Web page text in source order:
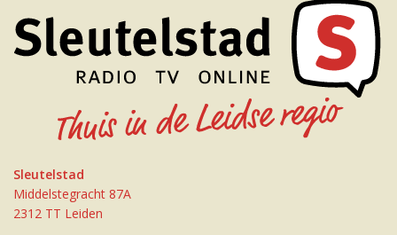
Sleutelstad
Middelstegracht 87A
2312 TT Leiden